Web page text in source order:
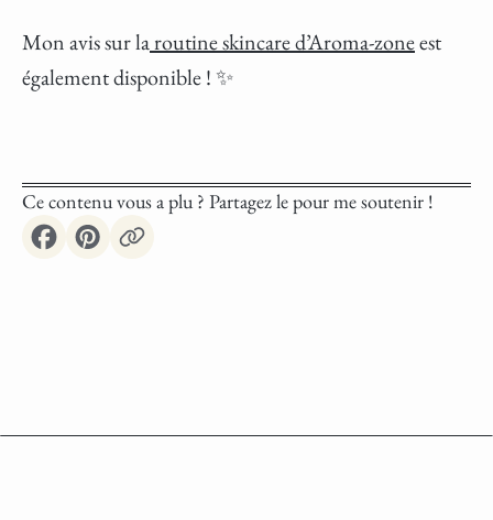
Mon avis sur laroutine skincare d’Aroma-zoneest
également disponible ! ✨
Ce contenu vous a plu ? Partagez le pour me soutenir !